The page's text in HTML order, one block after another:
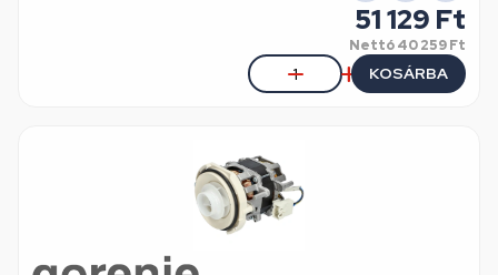
51 129 Ft
Nettó40 259 Ft
KOSÁRBA